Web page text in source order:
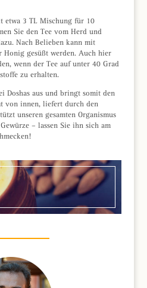
etwa 3 TL Mischung für 10
Sie den Tee vom Herd und
Nach Belieben kann mit
Honig gesüßt werden. Auch hier
wenn der Tee auf unter 40 Grad
zu erhalten.
Doshas aus und bringt somit den
von innen, liefert durch den
unseren gesamten Organismus
– lassen Sie ihn sich am